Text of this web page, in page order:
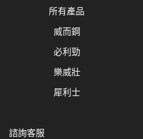
所有產品
威而鋼
必利勁
樂威壯
犀利士
諮詢客服